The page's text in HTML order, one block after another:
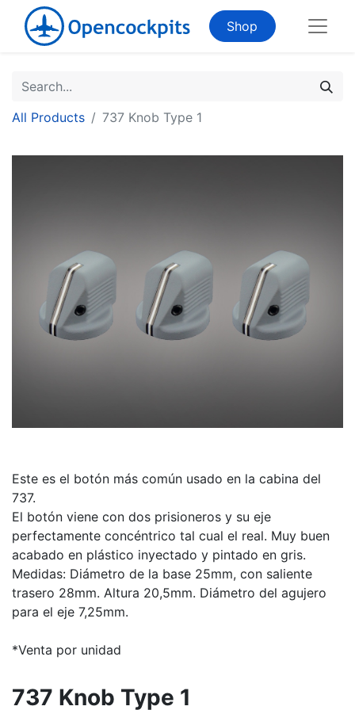
Shop
All Products 737 Knob Type 1
Este es el botón más común usado en la cabina del
737.
El botón viene con dos prisioneros y su eje
perfectamente concéntrico tal cual el real. Muy buen
acabado en plástico inyectado y pintado en gris.
Medidas: Diámetro de la base 25mm, con saliente
trasero 28mm. Altura 20,5mm. Diámetro del agujero
para el eje 7,25mm.
*Venta por unidad
737 Knob Type 1